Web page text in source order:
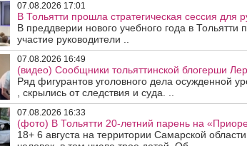
07.08.2026 17:01
В Тольятти прошла стратегическая сессия для
В преддверии нового учебного года в Тольятти
участие руководители ..
07.08.2026 16:49
(видео) Сообщники тольяттинской блогерши
Ряд фигурантов уголовного дела осужденной
, скрылись от следствия и суда. ..
07.08.2026 16:33
(фото) В Тольятти 20-летний парень на
18+ 6 августа на территории Самарской